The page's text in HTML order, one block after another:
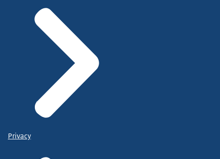
Privacy